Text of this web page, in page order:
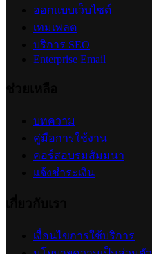
ออกแบบเว็บไซต์
เทมเพลต
บริการ SEO
Enterprise Email
บทความ
คู่มือการใช้งาน
คอร์สอบรมสัมมนา
แจ้งชำระเงิน
เงื่อนไขการใช้บริการ